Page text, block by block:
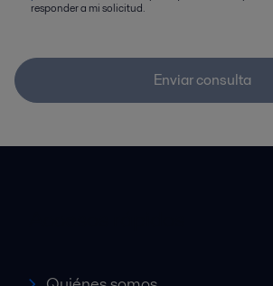
responder a mi solicitud.
Enviar consulta